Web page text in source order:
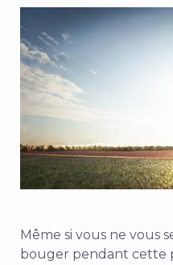
Même si vous ne vous
bouger pendant cette